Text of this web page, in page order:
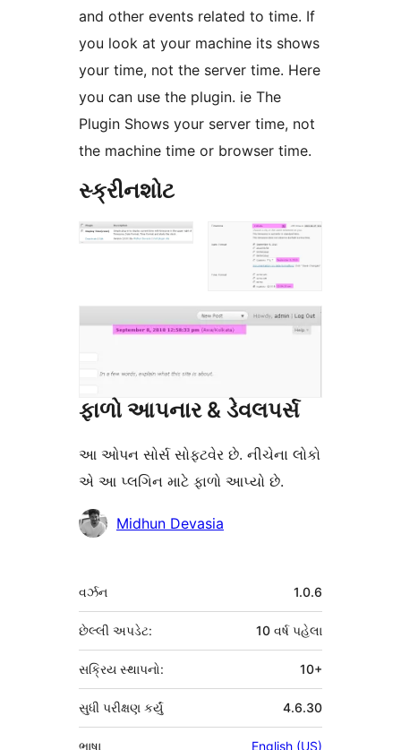
and other events related to time. If
you look at your machine its shows
your time, not the server time. Here
you can use the plugin. ie The
Plugin Shows your server time, not
the machine time or browser time.
સ્ક્રીનશોટ
ફાળો આપનાર & ડેવલપર્સ
આ ઓપન સોર્સ સોફ્ટવેર છે. નીચેના લોકો
એ આ પ્લગિન માટે ફાળો આપ્યો છે.
ફાળો
Midhun Devasia
મેટા
વર્ઝન 1.0.6
છેલ્લી અપડેટ: 10 વર્ષપહેલા
સક્રિય સ્થાપનો: 10+
4.6.30
સુધી પરીક્ષણ કર્યું
ભાષા English (US)